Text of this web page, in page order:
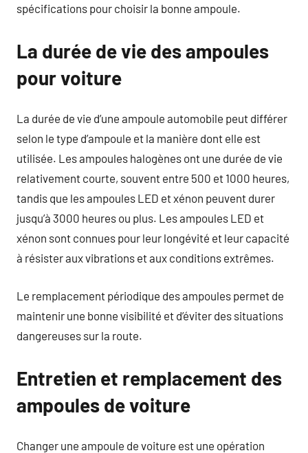
spécifications pour choisir la bonne ampoule.
La durée de vie des ampoules
pour voiture
La durée de vie d’une ampoule automobile peut différer
selon le type d’ampoule et la manière dont elle est
utilisée. Les ampoules halogènes ont une durée de vie
relativement courte, souvent entre 500 et 1000 heures,
tandis que les ampoules LED et xénon peuvent durer
jusqu’à 3000 heures ou plus. Les ampoules LED et
xénon sont connues pour leur longévité et leur capacité
à résister aux vibrations et aux conditions extrêmes.
Le remplacement périodique des ampoules permet de
maintenir une bonne visibilité et d’éviter des situations
dangereuses sur la route.
Entretien et remplacement des
ampoules de voiture
Changer une ampoule de voiture est une opération